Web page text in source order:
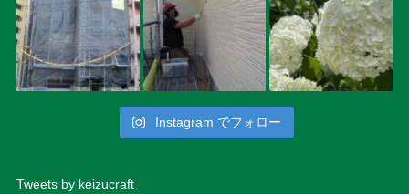
Instagram でフォロー
Tweets by keizucraft